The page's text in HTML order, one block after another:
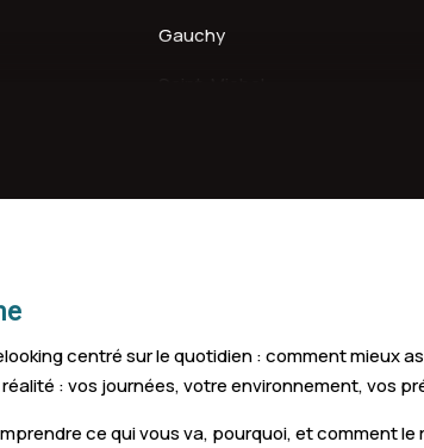
Gauchy
Sissonne
Vailly-sur-Aisne
centré sur le quotidien : comment mieux
: vos journées, votre environnement, vos
ce qui vous va, pourquoi, et comment